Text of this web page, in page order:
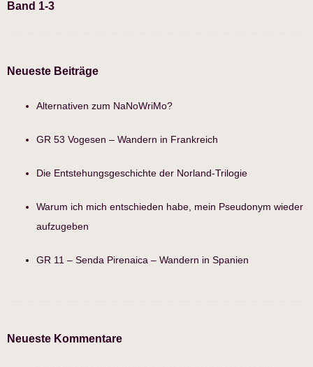
Band 1-3
Neueste Beiträge
Alternativen zum NaNoWriMo?
GR 53 Vogesen – Wandern in Frankreich
Die Entstehungsgeschichte der Norland-Trilogie
Warum ich mich entschieden habe, mein Pseudonym wieder
aufzugeben
GR 11 – Senda Pirenaica – Wandern in Spanien
Neueste Kommentare